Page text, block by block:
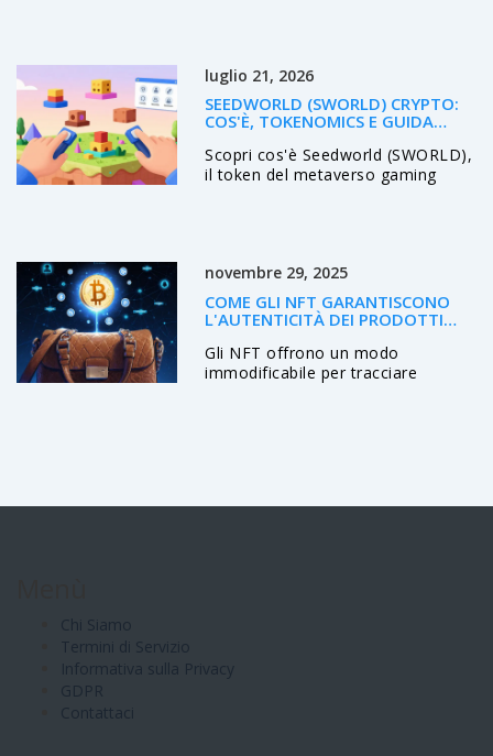
luglio 21, 2026
SEEDWORLD (SWORLD) CRYPTO:
COS'È, TOKENOMICS E GUIDA
Scopri cos'è Seedworld (SWORLD),
il token del metaverso gaming
novembre 29, 2025
COME GLI NFT GARANTISCONO
L'AUTENTICITÀ DEI PRODOTTI
Gli NFT offrono un modo
immodificabile per tracciare
Chi Siamo
Termini di Servizio
Informativa sulla Privacy
GDPR
Contattaci